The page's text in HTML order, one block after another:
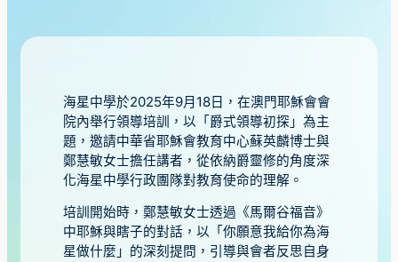
海星中學於2025年9月18日，在澳門耶穌會會
院內舉行領導培訓，以「爵式領導初探」為主
題，邀請中華省耶穌會教育中心蘇英麟博士與
鄭慧敏女士擔任講者，從依納爵靈修的角度深
化海星中學行政團隊對教育使命的理解。
培訓開始時，鄭慧敏女士透過《馬爾谷福音》
中耶穌與瞎子的對話，以「你願意我給你為海
星做什麼」的深刻提問，引導與會者反思自身